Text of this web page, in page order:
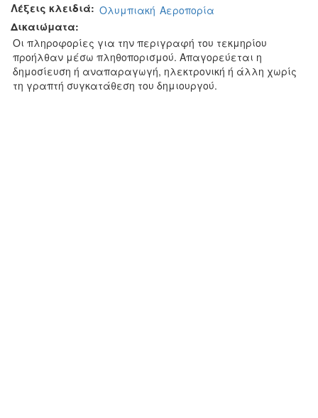
Λέξεις κλειδιά: Ολυμπιακή Αεροπορία
Δικαιώματα:
Οι πληροφορίες για την περιγραφή του τεκμηρίου
προήλθαν μέσω πληθοπορισμού. Απαγορεύεται η
δημοσίευση ή αναπαραγωγή, ηλεκτρονική ή άλλη χωρίς
τη γραπτή συγκατάθεση του δημιουργού.